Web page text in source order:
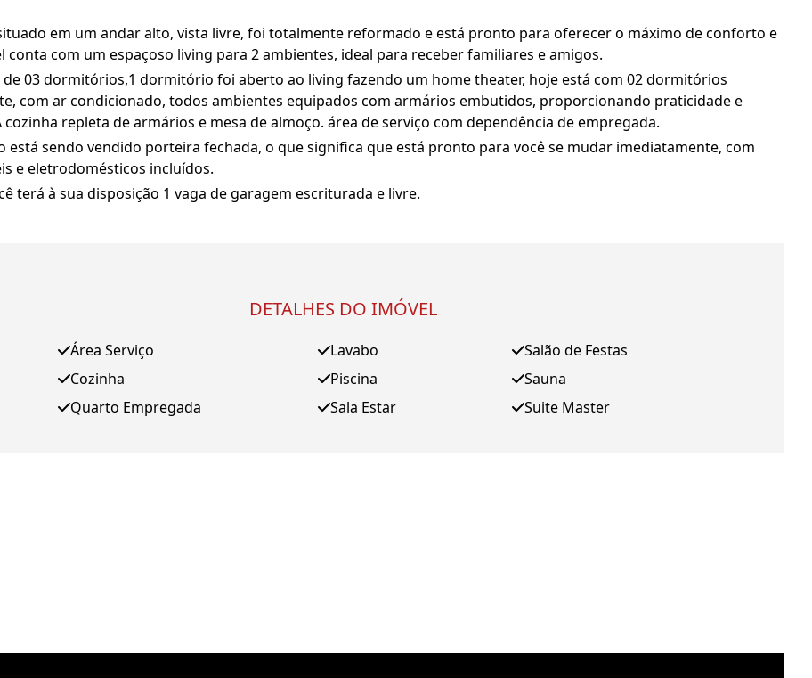
em um andar alto, vista livre, foi totalmente reformado e está pronto para oferecer o máximo de conforto e
conta com um espaçoso living para 2 ambientes, ideal para receber familiares e amigos.
03 dormitórios,1 dormitório foi aberto ao living fazendo um home theater, hoje está com 02 dormitórios
com ar condicionado, todos ambientes equipados com armários embutidos, proporcionando praticidade e
cozinha repleta de armários e mesa de almoço. área de serviço com dependência de empregada.
está sendo vendido porteira fechada, o que significa que está pronto para você se mudar imediatamente, com
e eletrodomésticos incluídos.
terá à sua disposição 1 vaga de garagem escriturada e livre.
DETALHES DO IMÓVEL
Área Serviço
Cozinha
Quarto Empregada
Lavabo
Piscina
Sala Estar
Salão de Festas
Sauna
Suite Master